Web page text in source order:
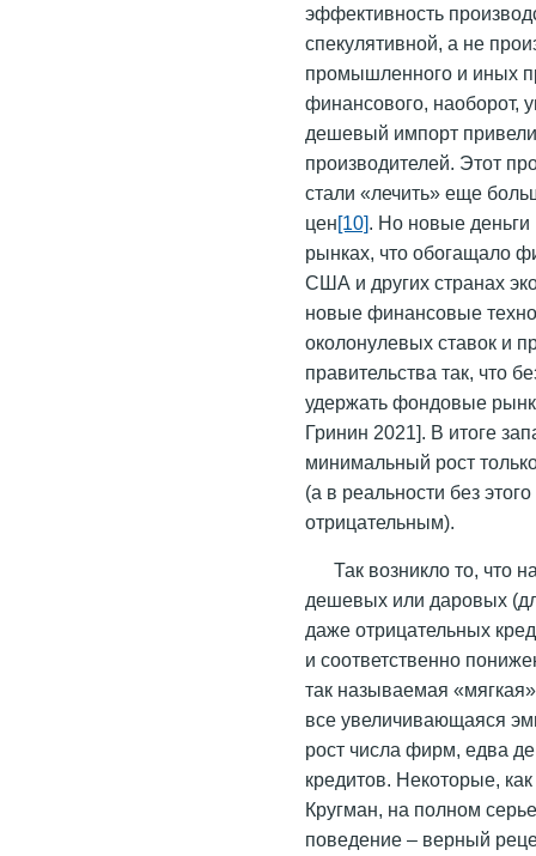
эффективность
спекулятивной, а не
промышленного и иных
финансового, наоборот,
дешевый импорт
производителей. Этот
стали «лечить» еще
цен[10]. Но новые
рынках, что обогащало
США и других странах
новые финансовые
околонулевых ставок и
правительства так, что
удержать фондовые
Гринин 2021]. В итоге
минимальный рост
(а в реальности без
отрицательным).
Так возникло то, что
дешевых или даровых
даже отрицательных
и соответственно
так называемая
все увеличивающаяся
рост числа фирм, едва
кредитов. Некоторые,
Кругман, на полном
поведение – верный